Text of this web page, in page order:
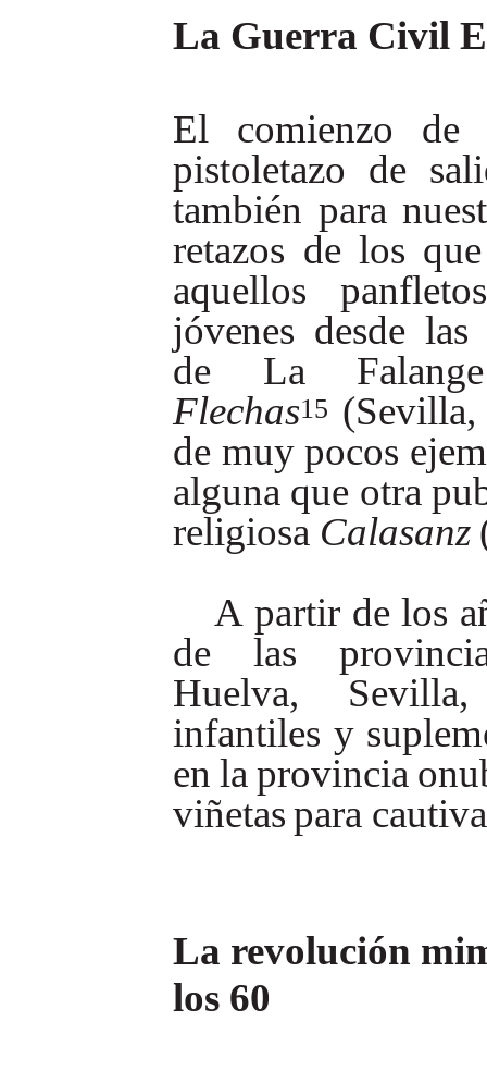
La Guerra Civil
El comienzo
de
pistoletazo de
también para
retazos de los que
aquellos
panfletos
jóvenes desde las
de
La
Falange
Flechas15 (Sevilla,
de muy pocos
alguna que otra
religiosa Calasanz
A partir de los
de
las
Huelva,
Sevilla,
infantiles y
en la provincia
viñetaspara
La revolución
los 60